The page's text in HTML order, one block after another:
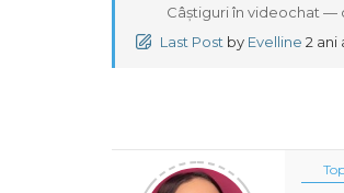
Câștiguri în videochat —
Last Post by Evelline 2 ani